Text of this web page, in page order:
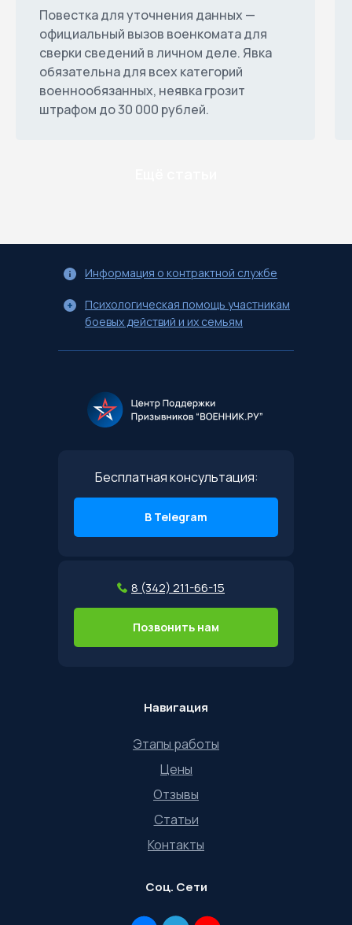
Повестка для уточнения данных —
официальный вызов военкомата для
сверки сведений в личном деле. Явка
обязательна для всех категорий
военнообязанных, неявка грозит
штрафом до 30 000 рублей.
Отзывы
Контакты
Цены
Статьи
Навигация
Этапы работы
Соц. Сети
Бесплатная консультация:
В Telegram
8 (342) 211-66-15
Позвонить нам
Информация о контрактной службе
Психологическая помощь участникам
боевых действий и их семьям